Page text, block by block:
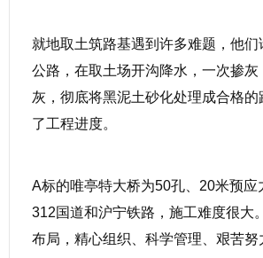
就地取土筑路基遇到许多难题，他
公路，在取土场开沟降水，一次掺
灰，彻底将黑泥土砂化处理成合格的
了工程进度。
A标的唯亭特大桥为50孔、20米预应
312国道和沪宁铁路，施工难度很大
布局，精心组织、科学管理、艰苦努